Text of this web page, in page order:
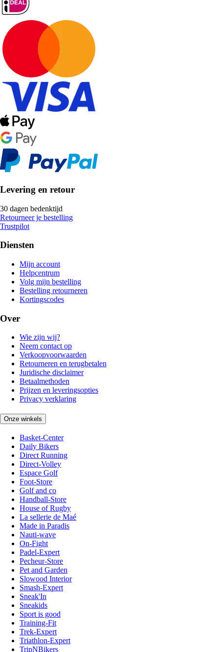
Levering en retour
30 dagen bedenktijd
Retourneer je bestelling
Trustpilot
Diensten
Mijn account
Helpcentrum
Volg mijn bestelling
Bestelling retourneren
Kortingscodes
Over
Wie zijn wij?
Neem contact op
Verkoopvoorwaarden
Retourneren en terugbetalen
Juridische disclaimer
Betaalmethoden
Prijzen en leveringsopties
Privacy verklaring
Onze winkels
Basket-Center
Daily Bikers
Direct Running
Direct-Volley
Espace Golf
Foot-Store
Golf and co
Handball-Store
House of Rugby
La sellerie de Maé
Made in Paradis
Nauti-wave
On-Fight
Padel-Expert
Pecheur-Store
Pet and Garden
Slowood Interior
Smash-Expert
Sneak'In
Sneakids
Sport is good
Training-Fit
Trek-Expert
Triathlon-Expert
TripNBikers